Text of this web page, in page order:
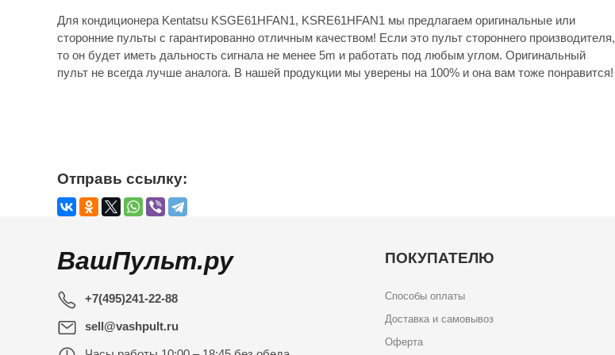
Для кондиционера Kentatsu KSGE61HFAN1, KSRE61HFAN1 мы предлагаем оригинальные или
сторонние пульты с гарантированно отличным качеством! Если это пульт стороннего производителя,
то он будет иметь дальность сигнала не менее 5m и работать под любым углом. Оригинальный
пульт не всегда лучше аналога. В нашей продукции мы уверены на 100% и она вам тоже понравится!
Отправь ссылку:
ВашПульт.ру
+7(495)241-22-88
sell@vashpult.ru
ПОКУПАТЕЛЮ
Способы оплаты
Доставка и самовывоз
Оферта